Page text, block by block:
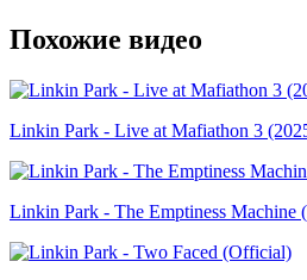
Похожие видео
Linkin Park - Live at Mafiathon 3
Linkin Park - The Emptiness Machine